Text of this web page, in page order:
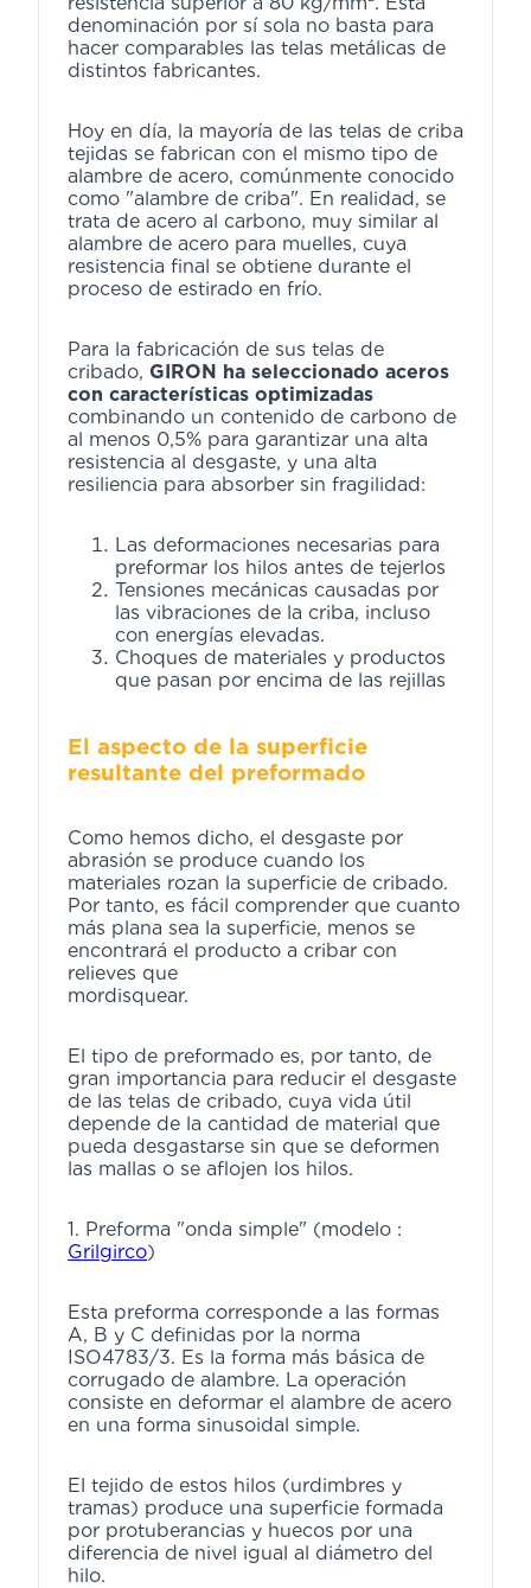
denominación por sí sola no basta para
hacer comparables las telas metálicas de
distintos fabricantes.
Hoy en día, la mayoría de las telas de criba
tejidas se fabrican con el mismo tipo de
alambre de acero, comúnmente conocido
como "alambre de criba". En realidad, se
trata de acero al carbono, muy similar al
alambre de acero para muelles, cuya
resistencia final se obtiene durante el
proceso de estirado en frío.
Para la fabricación de sus telas de
cribado, GIRON ha seleccionado aceros
con características optimizadas
combinando un contenido de carbono de
al menos 0,5% para garantizar una alta
resistencia al desgaste, y una alta
resiliencia para absorber sin fragilidad:
Las deformaciones necesarias para
preformar los hilos antes de tejerlos
Tensiones mecánicas causadas por
las vibraciones de la criba, incluso
con energías elevadas.
Choques de materiales y productos
que pasan por encima de las rejillas
El aspecto de la superficie
resultante del preformado
Como hemos dicho, el desgaste por
abrasión se produce cuando los
materiales rozan la superficie de cribado.
Por tanto, es fácil comprender que cuanto
más plana sea la superficie, menos se
encontrará el producto a cribar con
relieves que
El tipo de preformado es, por tanto, de
gran importancia para reducir el desgaste
de las telas de cribado, cuya vida útil
depende de la cantidad de material que
pueda desgastarse sin que se deformen
las mallas o se aflojen los hilos.
1. Preforma "onda simple" (modelo :
Grilgirco)
Esta preforma corresponde a las formas
A, B y C definidas por la norma
ISO4783/3. Es la forma más básica de
corrugado de alambre. La operación
consiste en deformar el alambre de acero
en una forma sinusoidal simple.
El tejido de estos hilos (urdimbres y
tramas) produce una superficie formada
por protuberancias y huecos por una
diferencia de nivel igual al diámetro del
hilo.